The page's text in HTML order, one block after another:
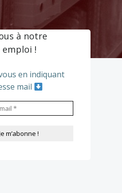
à notre
!
en indiquant
mail